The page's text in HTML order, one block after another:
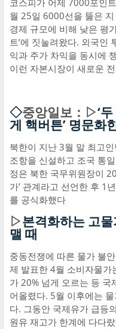
코스피가 어제 7000포인
월 25일 6000선을 뚫은
경제 규모에 비해 낮은 평
트’에 짓눌려왔다. 외국인
익과 주가 차익을 동시에
이런 자본시장이 새로운
◇중앙일보：▷‘
게 핵버튼’ 명문화
북한이 지난 3월 말 최고
조항을 신설하고 조국 통
정은 북한 국무위원장이
가’ 관계라고 선언한 후 1
를 공식화했다
▷본격화하는 고
맬 때
중동전쟁에 따른 물가 불
제 발표한 4월 소비자물가
가 20% 넘게 오르는 등 국
어올렸다. 5월 이후에는
다. 그동안 국제유가 급등
원유 재고가 한계에 다다